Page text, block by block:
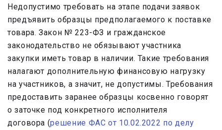
Недопустимо требовать на этапе подачи заявок
предъявить образцы предполагаемого к поставке
товара. Закон № 223-ФЗ и гражданское
законодательство не обязывают участника
закупки иметь товар в наличии. Такие требования
налагают дополнительную финансовую нагрузку
на участников, а значит, не допустимы. Требования
предоставить заранее образцы косвенно говорят
о заточке под конкретного исполнителя
договора (решение ФАС от 10.02.2022 по делу